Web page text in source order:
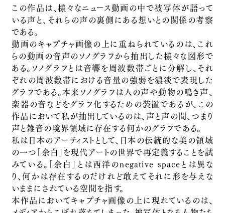
デジタルプリント
残響の面
2025
絵画
沈黙の文法
2025
インスタレーション
静寂の声
2025
デジタルプリント
金属が紙を夢見たとき
2025
ジュエリー
習作
2025
絵画
この作品は、様々なニュース動画の中で被写体が語って
いる声と、それらの声の裏側にある想いとの関係の考察
である。
動画のキャプチャ画像の上に重ねられているのは、これ
らの動画の音声のソノグラフから抽出した様々な図形で
ある。ソノグラフとは音響を周波数帯ごとに分解し、それ
ぞれの周波数帯における音量の強弱を濃淡で表現した
グラフである。本来ソノグラフは人の声や動物の鳴き声、
楽器の音などをグラフ化するための装置であるが、この
作品において私が抽出しているのは、声と声の間、つまり
声と雑音の境界領域に存在する何かのグラフである。
私は日本のアーティストとして、日本の伝統的な美の領域
の一つ「余白」を現代アートの世界で再定義することを試
みている。「余白」とは西洋のnegative spaceとは異な
り、何かは存在するのだけれど敢えてそれに形を与えな
いままにされている空間を指す。
本作品においてキャプチャ画像の上に現れているのは、